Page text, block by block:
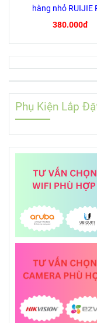
hàng nhỏ RUIJIE
EW300 PRO
380.000đ
Phụ Kiện Lắp